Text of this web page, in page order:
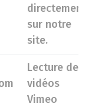
directement
sur notre
site.
Lecture de
vidéos
Vimeo